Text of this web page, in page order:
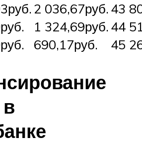
2 036,67руб.43
1 324,69руб.44
690,17руб. 45